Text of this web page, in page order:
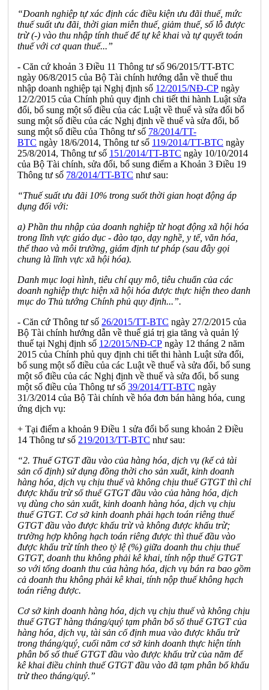
“Doanh nghiệp tự xác định các điều kiện ưu đãi thuế, mức
thuế suất ưu đãi, thời gian miễn thuế, giảm thuế, số lỗ được
trừ (-) vào thu nhập tính thuế để tự kê khai và tự quyết toán
thuế với cơ quan thuế...”
- Căn cứ khoản 3 Điều 11 Thông tư số 96/2015/TT-BTC
ngày 06/8/2015 của Bộ Tài chính hướng dẫn về thuế thu
nhập doanh nghiệp tại Nghị định số 12/2015/NĐ-CP ngày
12/2/2015 của Chính phủ quy định chi tiết thi hành Luật sửa
đổi, bổ sung một số điều của các Luật về thuế và sửa đổi bổ
sung một số điều của các Nghị định về thuế và sửa đổi, bổ
sung một số điều của Thông tư số 78/2014/TT-
BTC ngày 18/6/2014, Thông tư số 119/2014/TT-BTC ngày
25/8/2014, Thông tư số 151/2014/TT-BTC ngày 10/10/2014
của Bộ Tài chính, sửa đổi, bổ sung điểm a Khoản 3 Điều 19
Thông tư số 78/2014/TT-BTC như sau:
“Thuế suất ưu đãi 10% trong suốt thời gian hoạt động áp
dụng đối với:
a) Phần thu nhập của doanh nghiệp từ hoạt động xã hội hóa
trong lĩnh vực giáo dục - đào tạo, dạy nghề, y tế, văn hóa
thểthao và môi trường, giám định tư pháp (sau đây gọi
chung là lĩnh vực xã hội hóa).
Danh mục loại hình, tiêu chí quy mô, tiêu chuẩn của các
doanh nghiệp thực hiện xã hội hóa được thực hiện theo danh
mục do Thủ tướng Chính phủ quy định...”.
- Căn cứ Thông tư số 26/2015/TT-BTC ngày 27/2/2015 của
Bộ Tài chính hướng dẫn về thuế giá trị gia tăng và quản lý
thuế tại Nghị định số 12/2015/NĐ-CP ngày 12 tháng 2 năm
2015 của Chính phủ quy định chi tiết thi hành Luật sửa đổi,
bổ sung một số điều của các Luật về thuế và sửa đổi, bổ sung
một số điều của các Nghị định về thuế và sửa đổi, bổ sung
một số điều của Thông tư số 39/2014/TT-BTC ngày
31/3/2014 của Bộ Tài chính về hóa đơn bán hàng hóa, cung
ứng dịch vụ:
+ Tại điểm a khoản 9 Điều 1 sửa đổi bổ sung khoản 2 Điều
14 Thông tư số 219/2013/TT-BTC như sau:
“2. Thuế GTGT đầu vào của hàng hóa, dịch vụ (kể cả tài
sản cố định) sử dụng đồng thời cho sản xuất, kinh doanh
hàng hóa, dịch vụ chịu thuế và không chịu thuế GTGT thì chỉ
được khấu trừ số thuế GTGT đầu vào của hàng hóa, dịch
vụ dùng cho sản xuất, kinh doanh hàng hóa, dịch vụ chịu
thuế GTGT. Cơ sở kinh doanh phải hạch toán riêng thuế
GTGT đầu vào được khấu trừ và không được khấu trừ;
trường hợp không hạch toán riêng được thì thuế đầu vào
được khấu trừ tính theo tỷ lệ (%) giữa doanh thu chịu thuế
GTGT, doanh thu không phải kê khai, tính nộp thuế GTGT
so với tổng doanh thu của hàng hóa, dịch vụ bán ra bao gồm
cả doanh thu không phải kê khai, tính nộp thuế không hạch
toán riêng được.
Cơ sở kinh doanh hàng hóa, dịch vụ chịu thuế và không chịu
thuế GTGT hàng tháng/quý tạm phân bổsố thuế GTGT của
hàng hóa, dịch vụ, tài sản cố định mua vào được khấu trừ
trong tháng/quý, cuối năm cơ sở kinh doanh thực hiện tính
phân bổ sốthuế GTGT đầu vào được khấu trừ của năm để
kê khai điều chỉnh thuếGTGT đầu vào đã tạm phân bổkhấu
trừ theo tháng/quý.”